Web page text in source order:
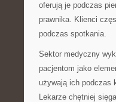
oferują je podczas
prawnika. Klienci
podczas spotkania.
Sektor medyczny
pacjentom jako
używają ich podczas
Lekarze chętniej